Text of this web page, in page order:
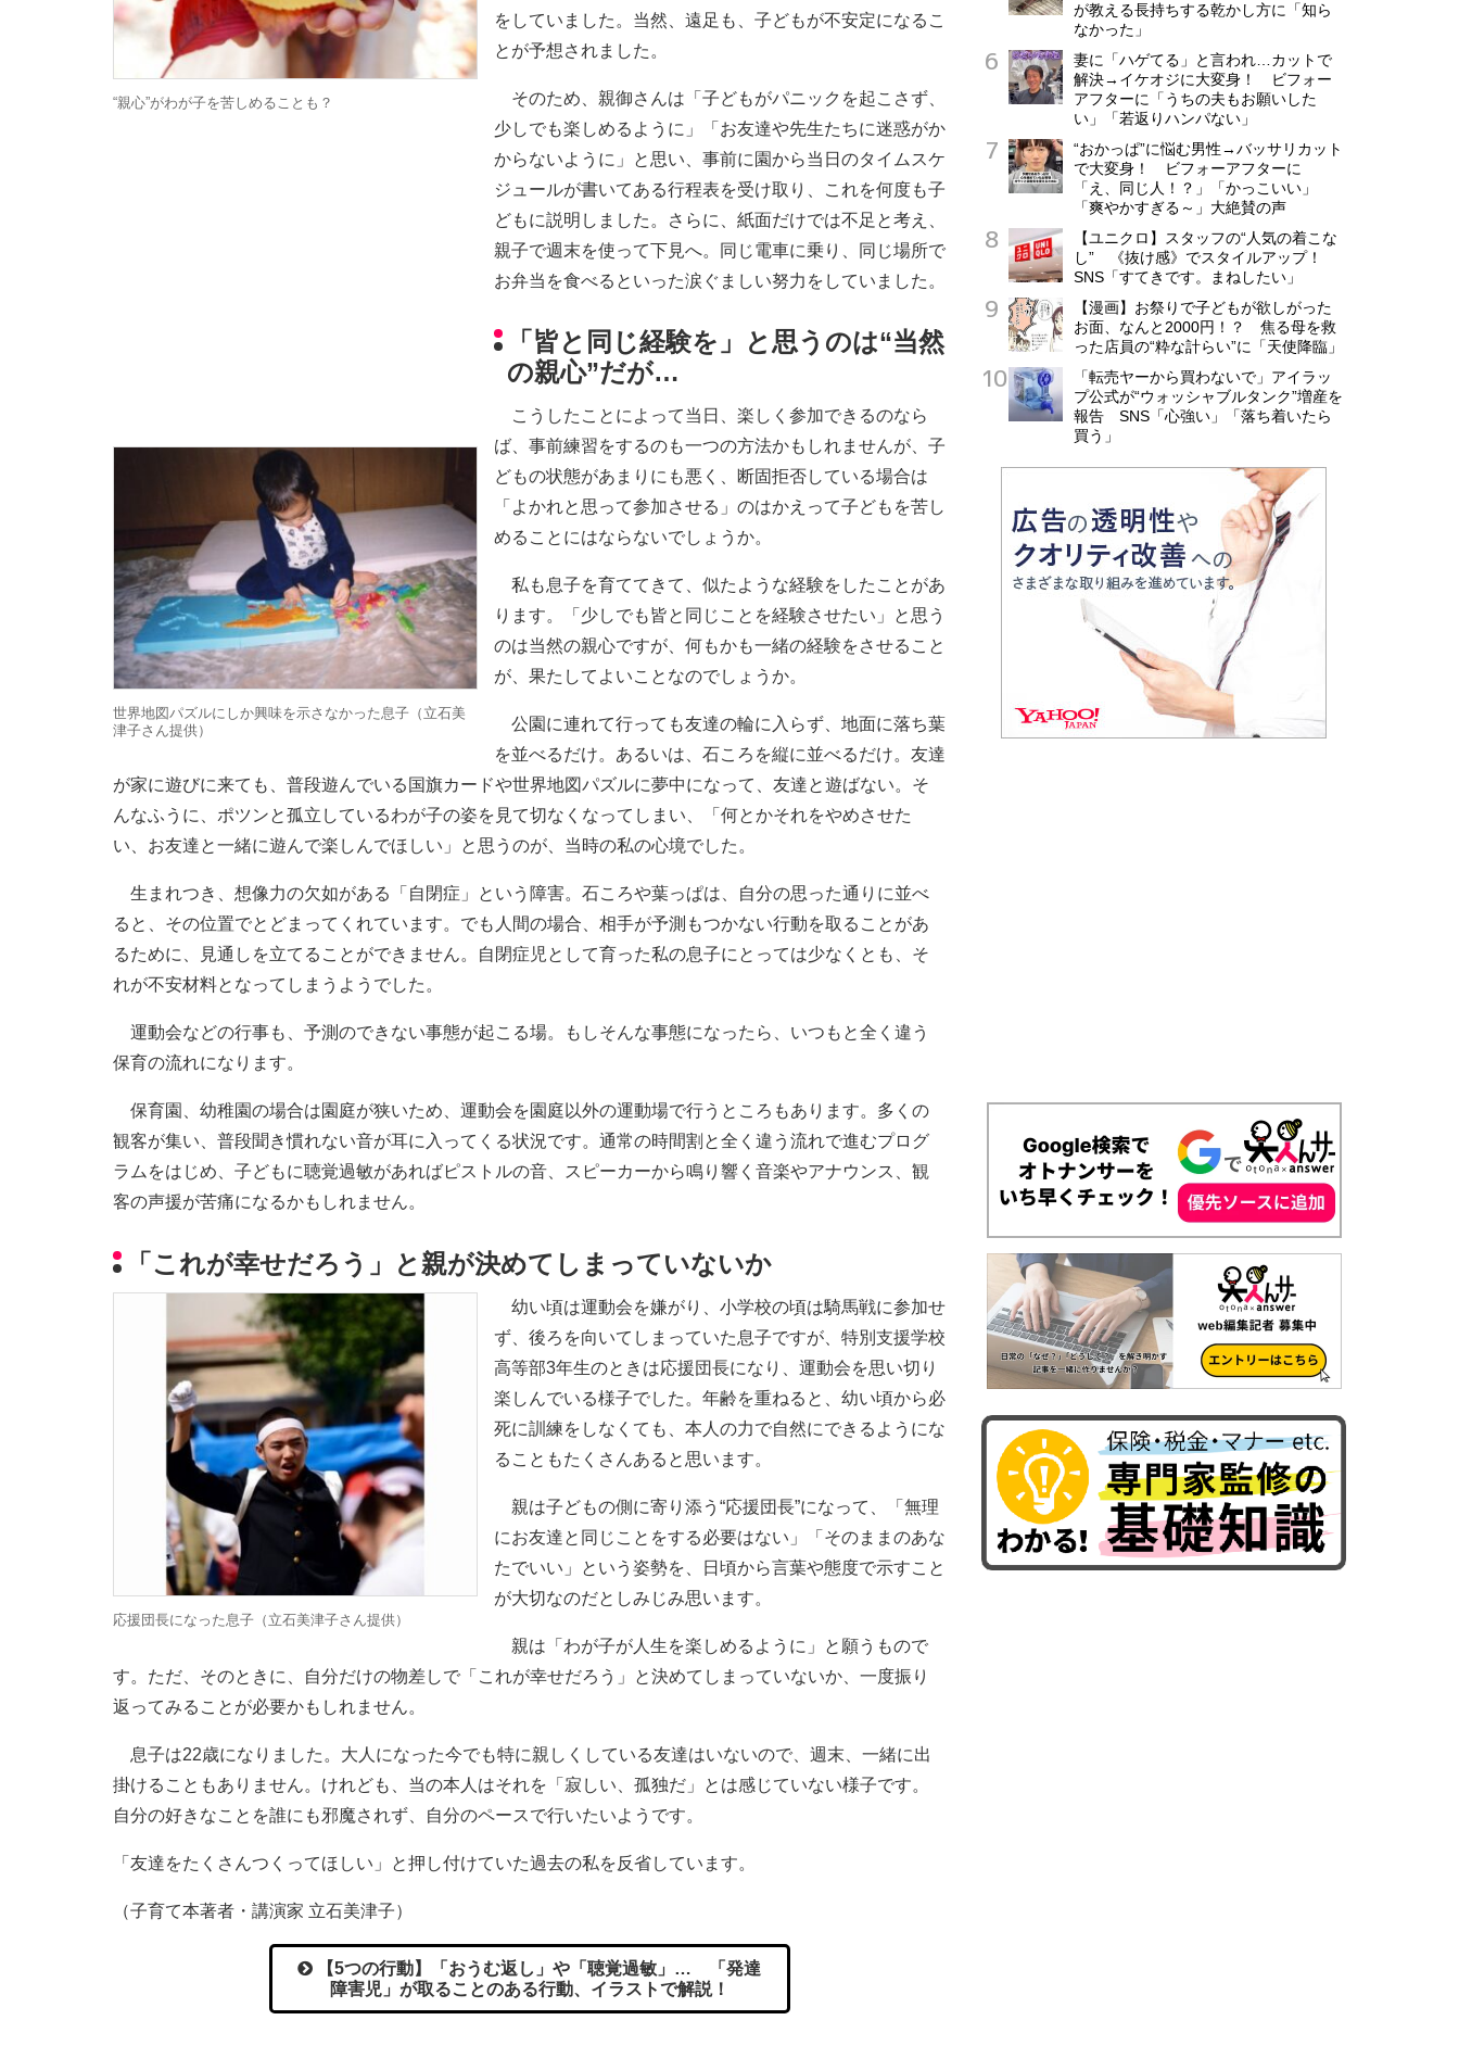
“親心”がわが子を苦しめることも？
をしていました。当然、遠足も、子どもが不安定になるこ
とが予想されました。
そのため、親御さんは「子どもがパニックを起こさず、
少しでも楽しめるように」「お友達や先生たちに迷惑がか
からないように」と思い、事前に園から当日のタイムスケ
ジュールが書いてある行程表を受け取り、これを何度も子
どもに説明しました。さらに、紙面だけでは不足と考え、
親子で週末を使って下見へ。同じ電車に乗り、同じ場所で
お弁当を食べるといった涙ぐましい努力をしていました。
「皆と同じ経験を」と思うのは“当然
の親心”だが…
世界地図パズルにしか興味を示さなかった息子（立石美
津子さん提供）
こうしたことによって当日、楽しく参加できるのなら
ば、事前練習をするのも一つの方法かもしれませんが、子
どもの状態があまりにも悪く、断固拒否している場合は
「よかれと思って参加させる」のはかえって子どもを苦し
めることにはならないでしょうか。
私も息子を育ててきて、似たような経験をしたことがあ
ります。「少しでも皆と同じことを経験させたい」と思う
のは当然の親心ですが、何もかも一緒の経験をさせること
が、果たしてよいことなのでしょうか。
公園に連れて行っても友達の輪に入らず、地面に落ち葉
を並べるだけ。あるいは、石ころを縦に並べるだけ。友達
が家に遊びに来ても、普段遊んでいる国旗カードや世界地図パズルに夢中になって、友達と遊ばない。そ
んなふうに、ポツンと孤立しているわが子の姿を見て切なくなってしまい、「何とかそれをやめさせた
い、お友達と一緒に遊んで楽しんでほしい」と思うのが、当時の私の心境でした。
生まれつき、想像力の欠如がある「自閉症」という障害。石ころや葉っぱは、自分の思った通りに並べ
ると、その位置でとどまってくれています。でも人間の場合、相手が予測もつかない行動を取ることがあ
るために、見通しを立てることができません。自閉症児として育った私の息子にとっては少なくとも、そ
れが不安材料となってしまうようでした。
運動会などの行事も、予測のできない事態が起こる場。もしそんな事態になったら、いつもと全く違う
保育の流れになります。
保育園、幼稚園の場合は園庭が狭いため、運動会を園庭以外の運動場で行うところもあります。多くの
観客が集い、普段聞き慣れない音が耳に入ってくる状況です。通常の時間割と全く違う流れで進むプログ
ラムをはじめ、子どもに聴覚過敏があればピストルの音、スピーカーから鳴り響く音楽やアナウンス、観
客の声援が苦痛になるかもしれません。
「これが幸せだろう」と親が決めてしまっていないか
応援団長になった息子（立石美津子さん提供）
幼い頃は運動会を嫌がり、小学校の頃は騎馬戦に参加せ
ず、後ろを向いてしまっていた息子ですが、特別支援学校
高等部3年生のときは応援団長になり、運動会を思い切り
楽しんでいる様子でした。年齢を重ねると、幼い頃から必
死に訓練をしなくても、本人の力で自然にできるようにな
ることもたくさんあると思います。
親は子どもの側に寄り添う“応援団長”になって、「無理
にお友達と同じことをする必要はない」「そのままのあな
たでいい」という姿勢を、日頃から言葉や態度で示すこと
が大切なのだとしみじみ思います。
親は「わが子が人生を楽しめるように」と願うもので
す。ただ、そのときに、自分だけの物差しで「これが幸せだろう」と決めてしまっていないか、一度振り
返ってみることが必要かもしれません。
息子は22歳になりました。大人になった今でも特に親しくしている友達はいないので、週末、一緒に出
掛けることもありません。けれども、当の本人はそれを「寂しい、孤独だ」とは感じていない様子です。
自分の好きなことを誰にも邪魔されず、自分のペースで行いたいようです。
「友達をたくさんつくってほしい」と押し付けていた過去の私を反省しています。
（子育て本著者・講演家 立石美津子）
【5つの行動】「おうむ返し」や「聴覚過敏」… 「発達
障害児」が取ることのある行動、イラストで解説！
が教える長持ちする乾かし方に「知ら
なかった」
妻に「ハゲてる」と言われ…カットで
解決→イケオジに大変身！ ビフォー
アフターに「うちの夫もお願いした
い」「若返りハンパない」
“おかっぱ”に悩む男性→バッサリカット
で大変身！ ビフォーアフターに
「え、同じ人！？」「かっこいい」
「爽やかすぎる～」大絶賛の声
【ユニクロ】スタッフの“人気の着こな
し” 《抜け感》でスタイルアップ！
SNS「すてきです。まねしたい」
【漫画】お祭りで子どもが欲しがった
お面、なんと2000円！？ 焦る母を救
った店員の“粋な計らい”に「天使降臨」
「転売ヤーから買わないで」アイラッ
プ公式が“ウォッシャブルタンク”増産を
報告 SNS「心強い」「落ち着いたら
買う」